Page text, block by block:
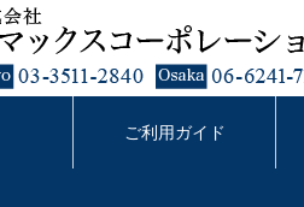
ご利用ガイド